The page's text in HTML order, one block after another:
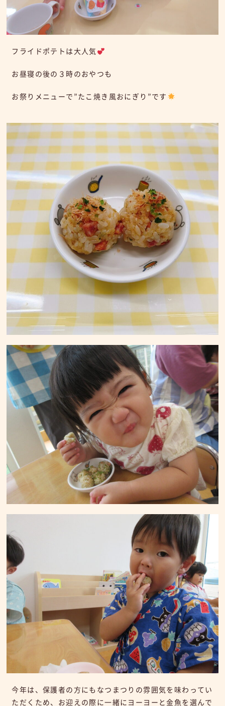
フライドポテトは大人気
お昼寝の後の３時のおやつも
お祭りメニューで”たこ焼き風おにぎり”です
今年は、保護者の方にもなつまつりの雰囲気を味わってい
ただくため、お迎えの際に一緒にヨーヨーと金魚を選んで